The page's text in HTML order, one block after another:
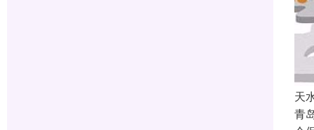
天
青